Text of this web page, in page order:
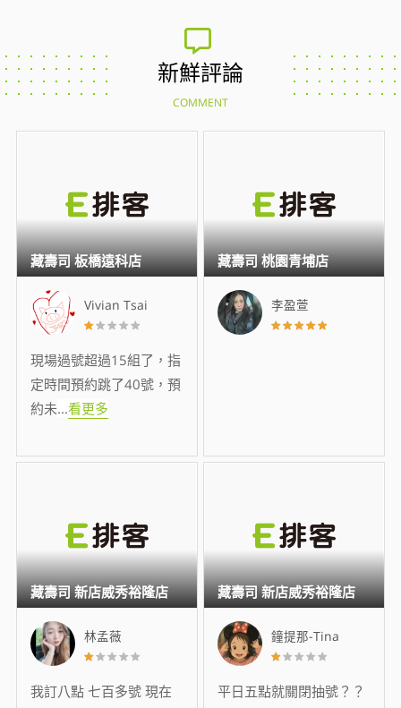
新鮮評論
COMMENT
Vivian Tsai
現場過號超過15組了，指
定時間預約跳了40號，預
約未...看更多
藏壽司 板橋遠科店
李盈萱
藏壽司 桃園青埔店
林孟薇
我訂八點 七百多號 現在
藏壽司 新店威秀裕隆店
鐘提那-Tina
平日五點就關閉抽號？？
藏壽司 新店威秀裕隆店